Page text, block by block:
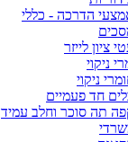
הדרכה - כללי
ציון לייזר
ניקוי
ניקוי
חד פעמיים
תה סוכר וחלב עמיד